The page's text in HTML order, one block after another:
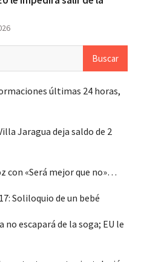
últimas 24 horas,
Jaragua deja saldo de 2
con «Será mejor que no»…
Soliloquio de un bebé
no escapará de la soga; EU le